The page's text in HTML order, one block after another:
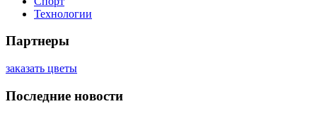
Технологии
Партнеры
заказать цветы
Последние новости